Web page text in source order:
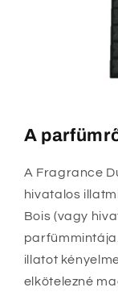
A
A Fragrance
hivatalos
Bois (vagy
illatot
elkötelezné